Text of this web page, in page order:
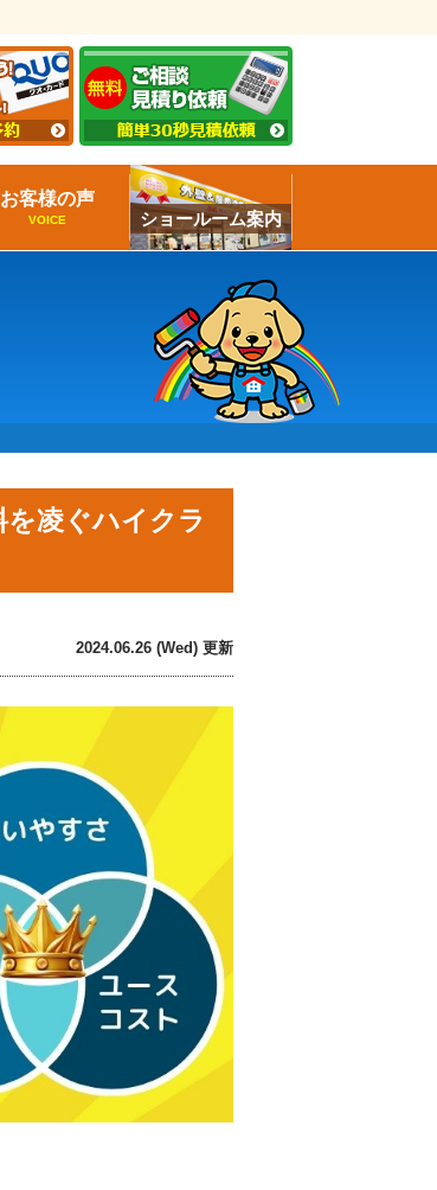
お客様の声
VOICE ショールーム案内
凌ぐハイクラ
2024.06.26 (Wed) 更新